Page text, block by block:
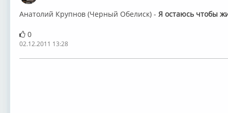
Анатолий Крупнов (Черный Обелиск) - Я остаюсь чтобы
0
02.12.2011 13:28